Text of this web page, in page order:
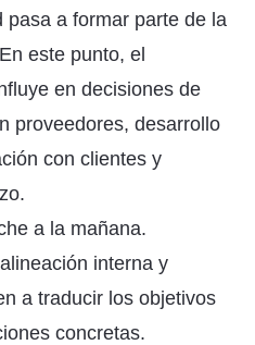
pasa a formar parte de la
este punto, el
en decisiones de
proveedores, desarrollo
con clientes y
a la mañana.
interna y
a traducir los objetivos
concretas.